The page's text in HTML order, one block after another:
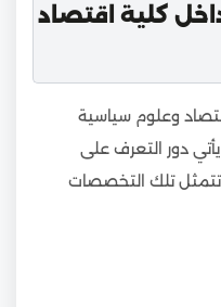
كلية اقتصاد
وعلوم سياسية
يأتي دور التعرف على
تلك التخصصات